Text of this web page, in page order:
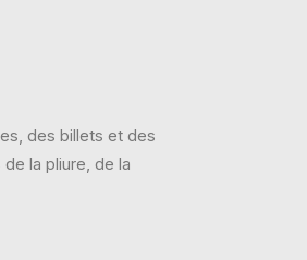
des billets et des
la pliure, de la